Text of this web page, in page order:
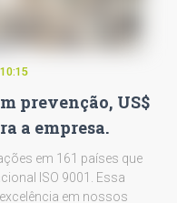
prevenção, US$
a empresa.
em 161 países que
ISO 9001. Essa
em nossos